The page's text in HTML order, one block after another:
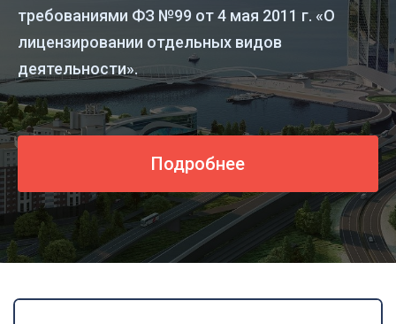
требованиями ФЗ №99 от 4 мая 2011 г. «О
лицензировании отдельных видов
деятельности».
Подробнее